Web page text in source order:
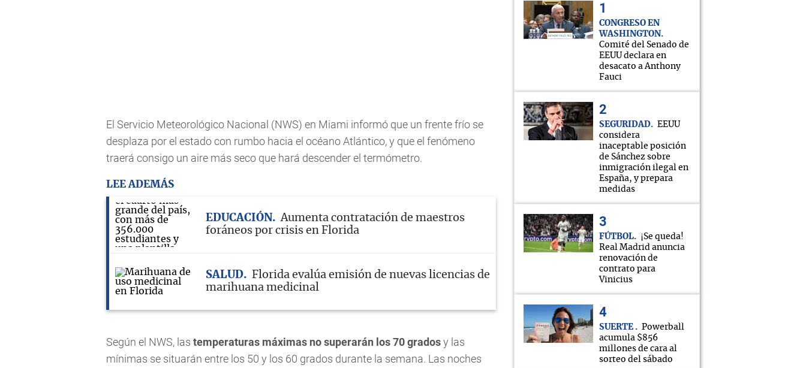
El Servicio Meteorológico Nacional (NWS) en Miami informó que un frente frío se
desplaza por el estado con rumbo hacia el océano Atlántico, y que el fenómeno
traerá consigo un aire más seco que hará descender el termómetro.
LEE ADEMÁS
EDUCACIÓN
Aumenta contratación de maestros
foráneos por crisis en Florida
SALUD
Florida evalúa emisión de nuevas licencias de
marihuana medicinal
Según el NWS, las temperaturas máximas no superarán los 70 gradosy las
mínimas se situarán entre los 50 y los 60 grados durante la semana. Las noches
CONGRESO EN
WASHINGTON
Comité del Senado de
EEUU declara en
desacato a Anthony
Fauci
SEGURIDAD
EEUU
considera
inaceptable posición
de Sánchez sobre
inmigración ilegal en
España, y prepara
medidas
FÚTBOL
¡Se queda!
Real Madrid anuncia
renovación de
contrato para
Vinicius
SUERTE
Powerball
acumula $856
millones de cara al
sorteo del sábado